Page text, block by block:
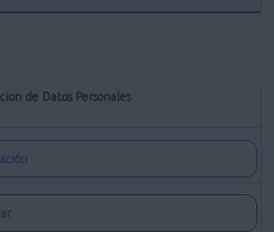
de Datos Personales